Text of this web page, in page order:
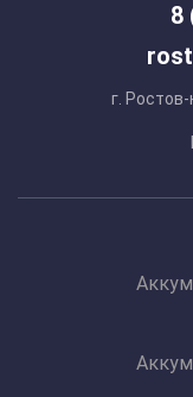
8
г.